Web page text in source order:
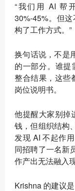
“我们用 AI 帮
30%-45%。但
构了工作方式。”
换句话说，不是
的一部分。谁提
整合结果，这些
岗位说明书。
他提醒大家别掉
钱，但组织结构
发现 AI 不起作
同招聘了一名新
作产出无法融入
Krishna 的建议是